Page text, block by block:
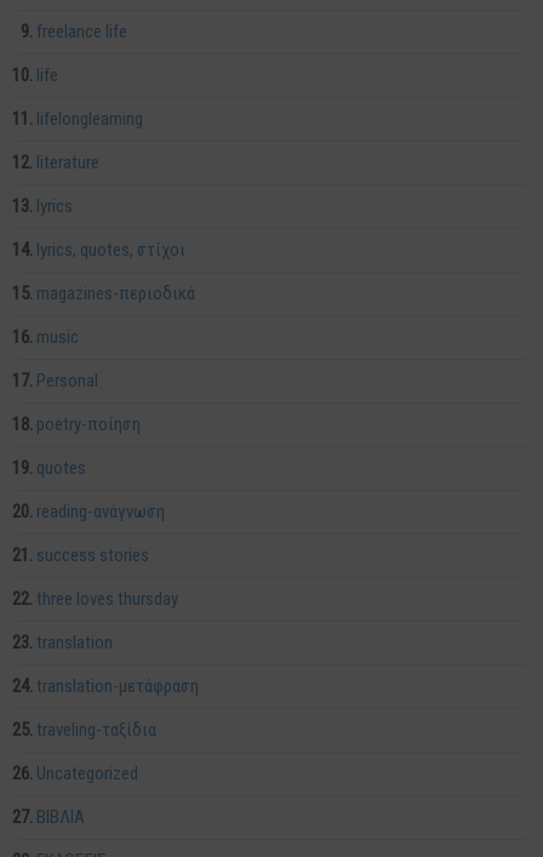
freelance life
life
lifelonglearning
literature
lyrics
lyrics, quotes, στίχοι
magazines-περιοδικά
music
Personal
poetry-ποίηση
quotes
reading-ανάγνωση
success stories
three loves thursday
translation
translation-μετάφραση
traveling-ταξίδια
Uncategorized
ΒΙΒΛΙΑ